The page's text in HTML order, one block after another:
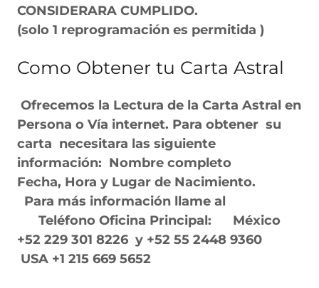
CONSIDERARA CUMPLIDO.
(solo 1 reprogramación es permitida )
Como Obtener tu Carta Astral
Ofrecemos la Lectura de la Carta Astral en
Persona o Vía internet. Para obtener su
carta necesitara las siguiente
información: Nombre completo
Fecha, Hora y Lugar de Nacimiento.
Para más información llame al
Teléfono Oficina Principal: México
+52 229 301 8226 y +52 55 2448 9360
USA +1 215 669 5652